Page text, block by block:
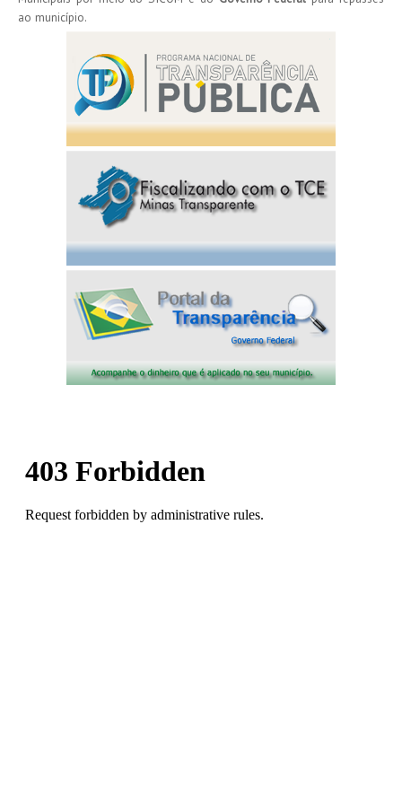
ao município.